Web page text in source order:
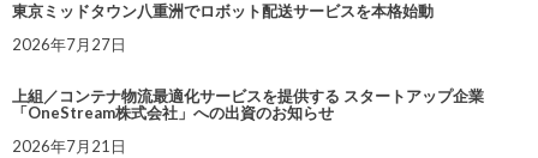
東京ミッドタウン八重洲でロボット配送サービスを本格始動
2026年7月27日
上組／コンテナ物流最適化サービスを提供する スタートアップ企業
「OneStream株式会社」への出資のお知らせ
2026年7月21日